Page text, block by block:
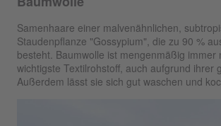
Samenhaare einer malvenähnlichen,
Staudenpflanze "Gossypium", die zu 90 %
besteht. Baumwolle ist mengenmäßig immer
wichtigste Textilrohstoff, auch aufgrund ihrer
Außerdem lässt sie sich gut waschen und